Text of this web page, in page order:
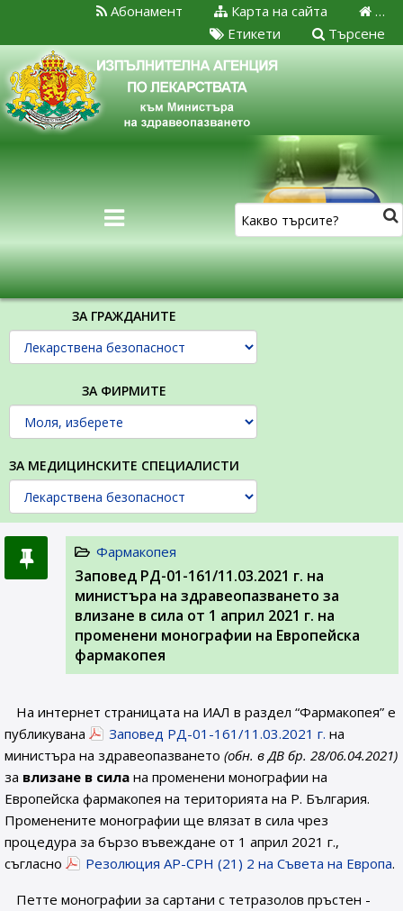
…
Карта на сайта
Абонамент
Търсене
Етикети
ЗА ГРАЖДАНИТЕ
ЗА ФИРМИТЕ
ЗА МЕДИЦИНСКИТЕ СПЕЦИАЛИСТИ
Фармакопея
Заповед РД-01-161/11.03.2021 г. на
министъра на здравеопазването за
влизане в сила от 1 април 2021 г. на
променени монографии на Европейска
фармакопея
На интернет страницата на ИАЛ в раздел “Фармакопея” е
публикувана
Заповед РД-01-161/11.03.2021 г. на
министъра на здравеопазването (обн. в ДВ бр. 28/06.04.2021)
за влизане в сила на променени монографии на
Европейска фармакопея на територията на Р. България.
Променените монографии ще влязат в сила чрез
процедура за бързо въвеждане от 1 април 2021 г.,
съгласно
Резолюция AP-CPH (21) 2 на Съвета на Европа.
Петте монографии за сартани с тетразолов пръстен -